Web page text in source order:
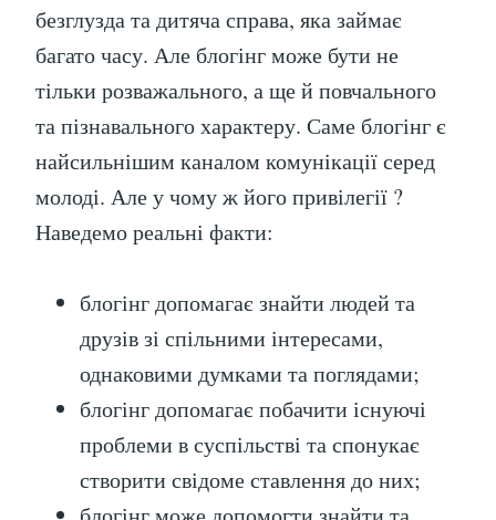
безглузда та дитяча справа, яка займає
багато часу. Але блогінг може бути не
тільки розважального, а ще й повчального
та пізнавального характеру. Саме блогінг є
найсильнішим каналом комунікації серед
молоді. Але у чому ж його привілегії ?
Наведемо реальні факти:
блогінг допомагає знайти людей та
друзів зі спільними інтересами,
однаковими думками та поглядами;
блогінг допомагає побачити існуючі
проблеми в суспільстві та спонукає
створити свідоме ставлення до них;